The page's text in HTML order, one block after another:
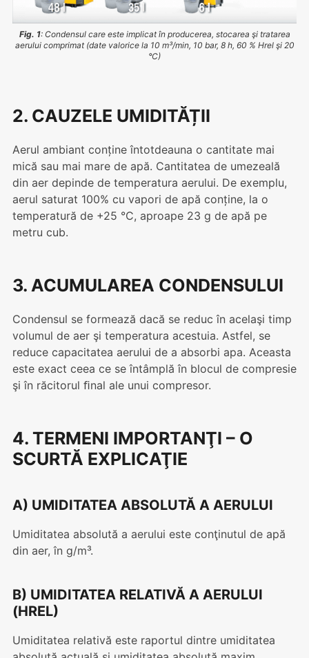
Fig. 1: Condensul care este implicat în producerea, stocarea şi tratarea
aerului comprimat (date valorice la 10 m³/min, 10 bar, 8 h, 60 % Hrel şi 20
°C)
2. CAUZELE UMIDITĂȚII
Aerul ambiant conține întotdeauna o cantitate mai
mică sau mai mare de apă. Cantitatea de umezeală
din aer depinde de temperatura aerului. De exemplu,
aerul saturat 100% cu vapori de apă conține, la o
temperatură de +25 °C, aproape 23 g de apă pe
metru cub.
3. ACUMULAREA CONDENSULUI
Condensul se formează dacă se reduc în acelaşi timp
volumul de aer şi temperatura acestuia. Astfel, se
reduce capacitatea aerului de a absorbi apa. Aceasta
este exact ceea ce se întâmplă în blocul de compresie
şi în răcitorul ﬁnal ale unui compresor.
4. TERMENI IMPORTANŢI – O
SCURTĂ EXPLICAŢIE
A) UMIDITATEA ABSOLUTĂ A AERULUI
Umiditatea absolută a aerului este conţinutul de apă
din aer, în g/m³.
B) UMIDITATEA RELATIVĂ A AERULUI
(HREL)
Umiditatea relativă este raportul dintre umiditatea